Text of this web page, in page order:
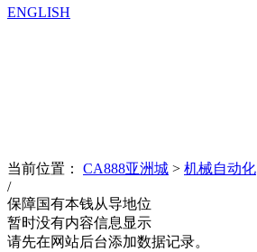
ENGLISH
当前位置： CA888亚洲城 > 机械自动化
/
保障国有本钱从导地位
暂时没有内容信息显示
请先在网站后台添加数据记录。